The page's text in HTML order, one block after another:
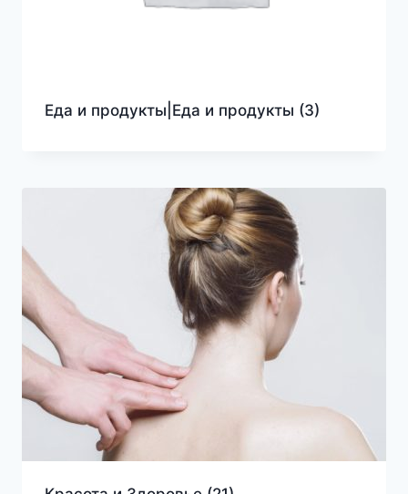
Еда и продукты|Еда и продукты (3)